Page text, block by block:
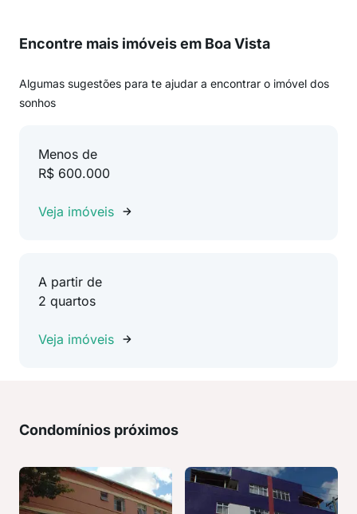
Encontre mais imóveis em Boa Vista
Algumas sugestões para te ajudar a encontrar o imóvel dos
sonhos
Menos de
R$ 600.000
Veja imóveis
A partir de
2 quartos
Veja imóveis
Condomínios próximos